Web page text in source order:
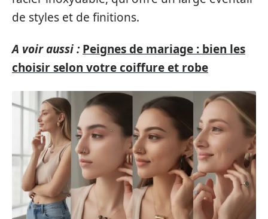
de styles et de finitions.
A voir aussi : Peignes de mariage : bien les
choisir selon votre coiffure et robe